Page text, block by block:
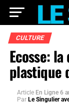
CULTURE
Ecosse:
plastique
Article En Ligne 6
Par Le Singulier